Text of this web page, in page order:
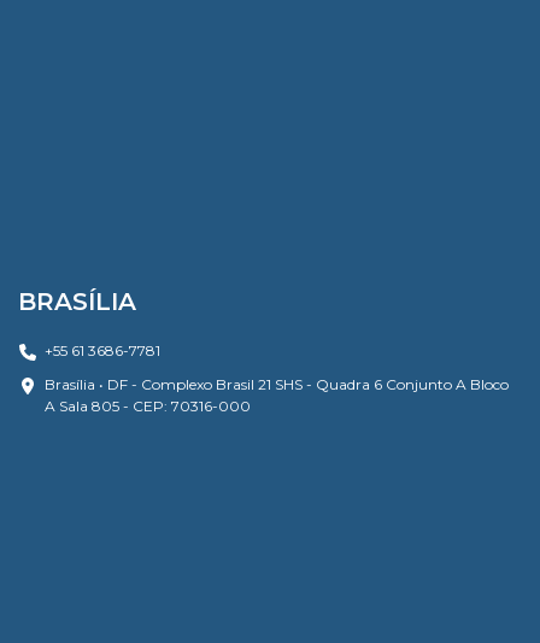
BRASÍLIA
+55 61 3686-7781
Brasília • DF - Complexo Brasil 21 SHS - Quadra 6 Conjunto A Bloco
A Sala 805 - CEP: 70316-000